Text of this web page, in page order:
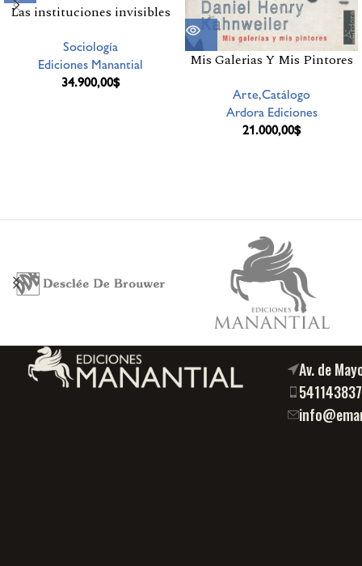
Las instituciones invisibles
Sociología
Ediciones Manantial
34.900,00$
Mis Galerias Y Mis Pintores
Arte,Catálogo
Ardora Ediciones
21.000,00$
Av. de